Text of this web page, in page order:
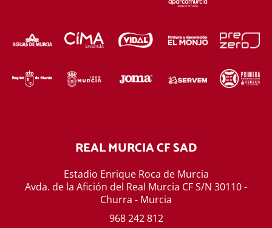
REAL MURCIA CF SAD
Estadio Enrique Roca de Murcia
Avda. de la Afición del Real Murcia CF S/N 30110 -
Churra - Murcia
968 242 812